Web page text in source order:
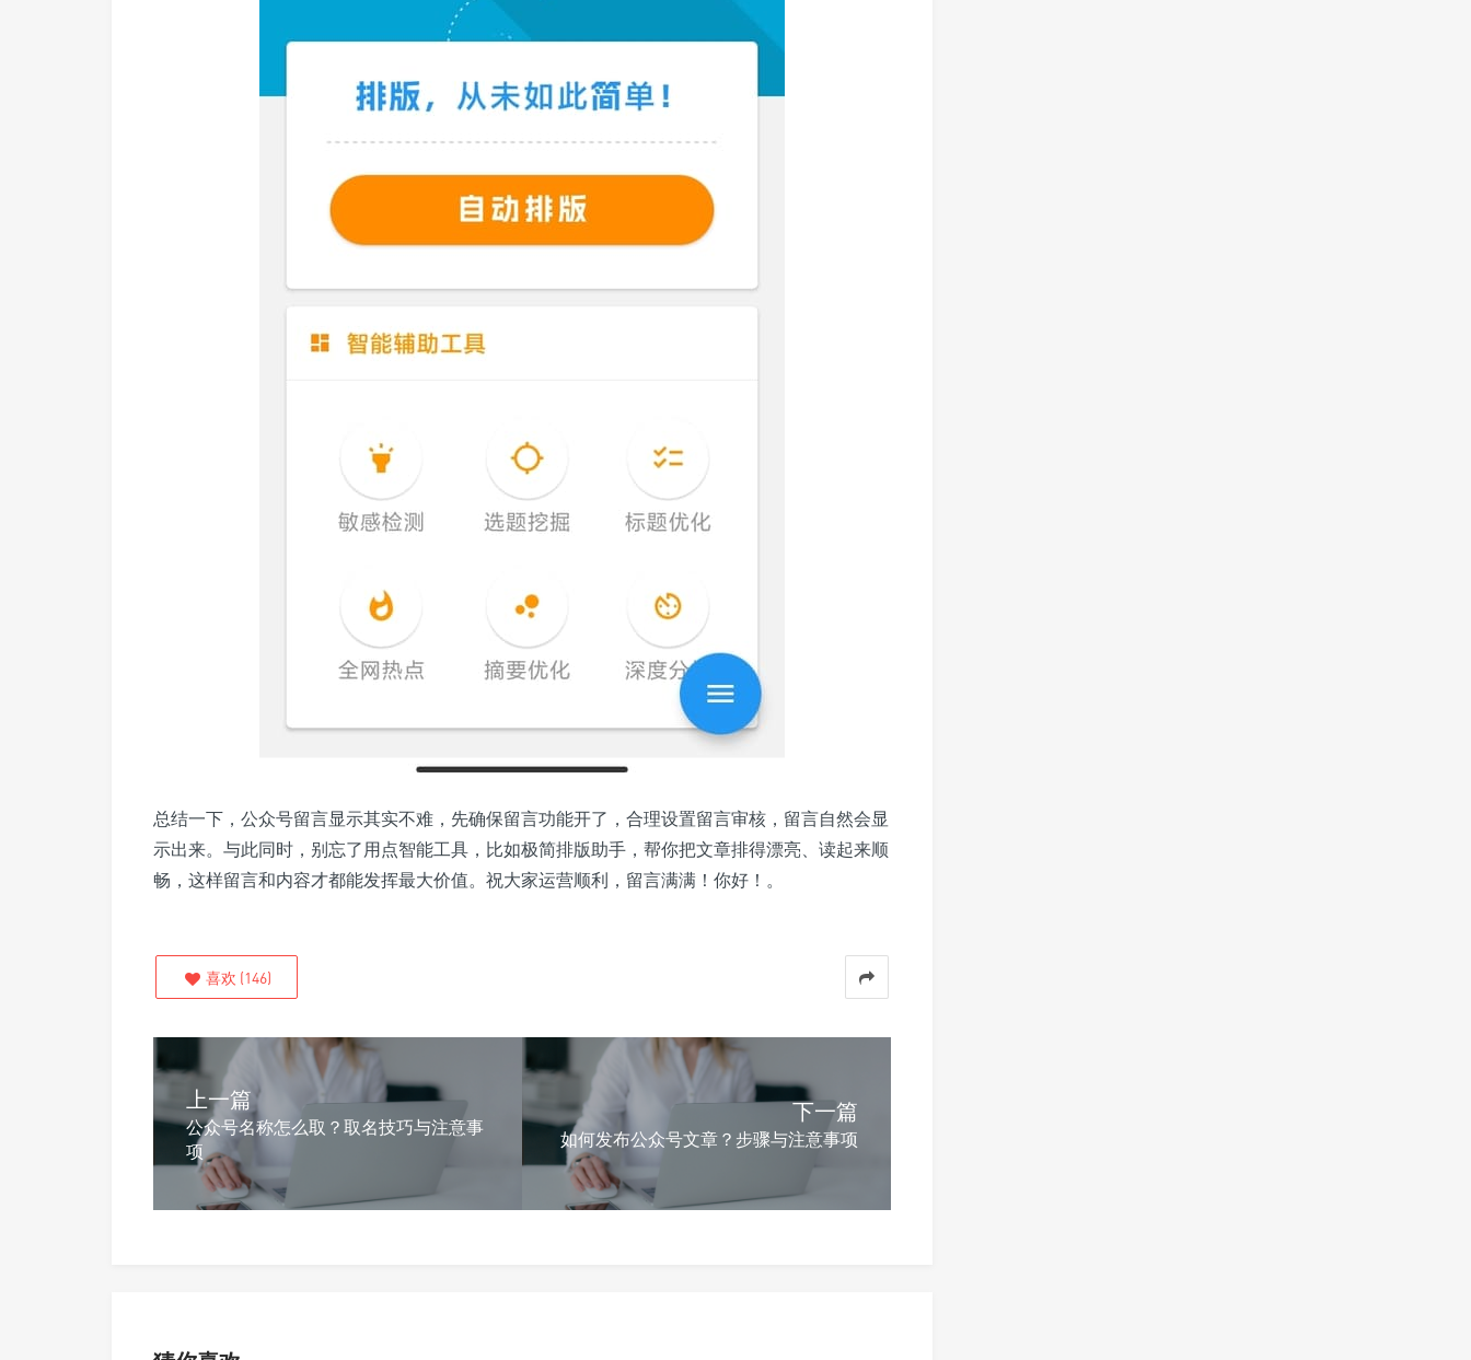
总结一下，公众号留言显示其实不难，先确保留言功能开了，合理设置留言审核，留言自然会显
示出来。与此同时，别忘了用点智能工具，比如极简排版助手，帮你把文章排得漂亮、读起来顺
畅，这样留言和内容才都能发挥最大价值。祝大家运营顺利，留言满满！你好！。
喜欢 (146)
上一篇
公众号名称怎么取？取名技巧与注意事
项
下一篇
如何发布公众号文章？步骤与注意事项